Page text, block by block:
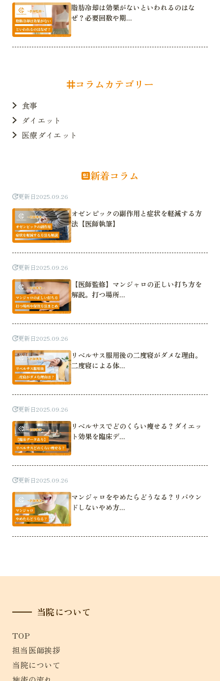
脂肪冷却は効果がないといわれるのはな
ぜ？必要回数や期...
コラムカテゴリー
食事
ダイエット
医療ダイエット
新着コラム
更新日2025.09.26
オゼンピックの副作用と症状を軽減する方
法【医師執筆】
更新日2025.09.26
【医師監修】マンジャロの正しい打ち方を
解説。打つ場所...
更新日2025.09.26
リベルサス服用後の二度寝がダメな理由。
二度寝による体...
更新日2025.09.26
リベルサスでどのくらい痩せる？ダイエッ
ト効果を臨床デ...
更新日2025.09.26
マンジャロをやめたらどうなる？リバウン
ドしないやめ方...
当院について
TOP
担当医師挨拶
当院について